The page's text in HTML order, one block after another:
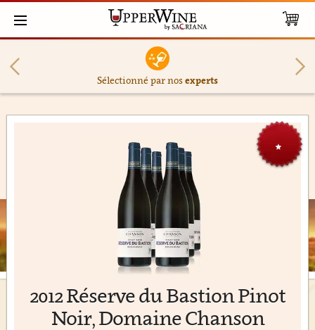
Sélectionné par nosexperts
2012 Réserve du Bastion Pinot
Noir, Domaine Chanson
★